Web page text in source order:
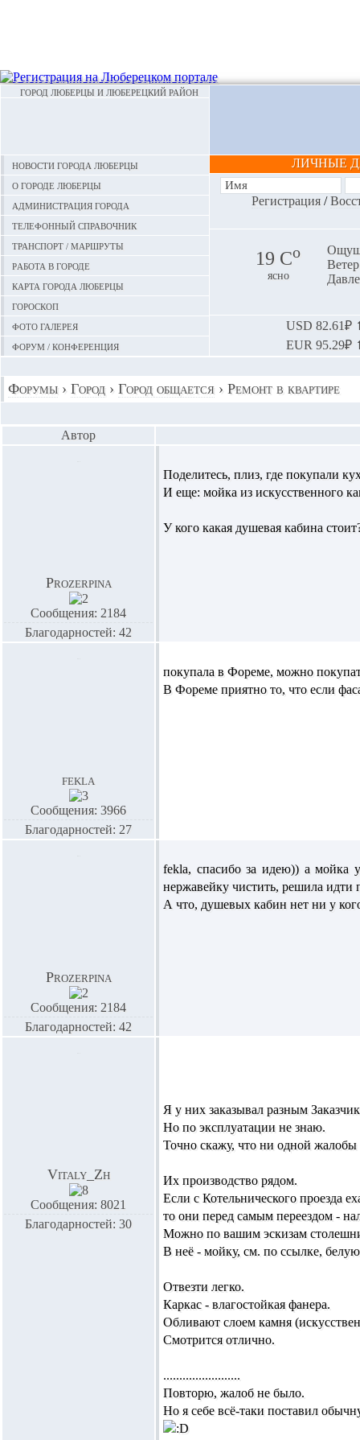
ГОРОД ЛЮБЕРЦЫ И ЛЮБЕРЕЦКИЙ РАЙОН
Новости города Люберцы
О городе Люберцы
Администрация города
Телефонный справочник
Транспорт / маршруты
Работа в городе
Карта города Люберцы
Гороскоп
Фото галерея
Форум / конференция
ЛИЧНЫЕ
Регистрация/
19 Сo
ясно
USD 82.61₽
EUR 95.29₽
Форумы › Город › Город общается › Ремонт в квартире
Автор
Prozerpina
Сообщения: 2184
Благодарностей: 42
Поделитесь, плиз, где покупали
И еще: мойка из искусственного
У кого какая душевая кабина
fekla
Сообщения: 3966
Благодарностей: 27
покупала в Фореме, можно
В Фореме приятно то, что если
Prozerpina
Сообщения: 2184
Благодарностей: 42
fekla, спасибо за идею)) а мойка
нержавейку чистить, решила идти
А что, душевых кабин нет ни у
Vitaly_Zh
Сообщения: 8021
Благодарностей: 30
Я у них заказывал разным
Но по эксплуатации не знаю.
Точно скажу, что ни одной
Их производство рядом.
Если с Котельнического проезда
то они перед самым переездом -
Можно по вашим эскизам
В неё - мойку, см. по ссылке,
Отвезти легко.
Каркас - влагостойкая фанера.
Обливают слоем камня
Смотрится отлично.
........................
Повторю, жалоб не было.
Но я себе всё-таки поставил